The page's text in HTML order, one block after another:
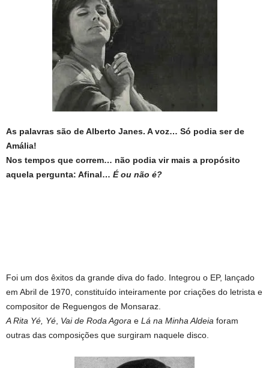
As palavras são de Alberto Janes. A voz… Só podia ser de
Amália!
Nos tempos que correm… não podia vir mais a propósito
aquela pergunta: Afinal… É ou não é?
Foi um dos êxitos da grande diva do fado. Integrou o EP, lançado
em Abril de 1970, constituído inteiramente por criações do letrista e
compositor de Reguengos de Monsaraz.
A Rita Yé, Yé Vai de Roda Agora e Lá na Minha Aldeia foram
outras das composições que surgiram naquele disco.